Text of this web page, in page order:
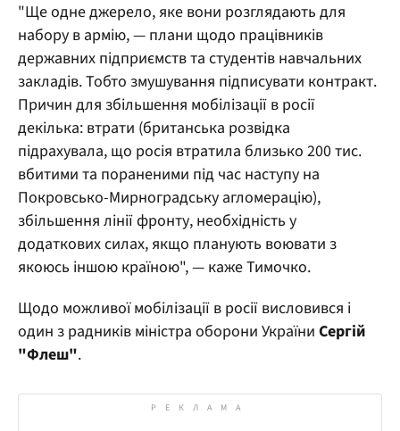
"Ще одне джерело, яке вони розглядають для
набору в армію, — плани щодо працівників
державних підприємств та студентів навчальних
закладів. Тобто змушування підписувати контракт.
Причин для збільшення мобілізації в росії
декілька: втрати (британська розвідка
підрахувала, що росія втратила близько 200 тис.
вбитими та пораненими під час наступу на
Покровсько-Мирноградську агломерацію),
збільшення лінії фронту, необхідність у
додаткових силах, якщо планують воювати з
якоюсь іншою країною", — каже Тимочко.
Щодо можливої мобілізації в росії висловився і
один з радників міністра оборони України Сергій
"Флеш".